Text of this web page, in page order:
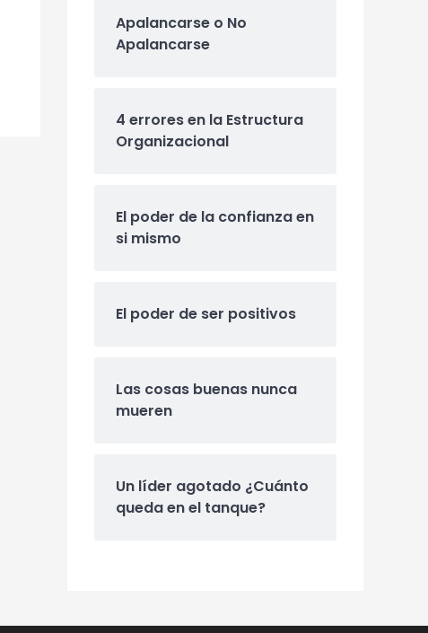
Apalancarse o No
Apalancarse
4 errores en la Estructura
Organizacional
El poder de la confianza en
si mismo
El poder de ser positivos
Las cosas buenas nunca
mueren
Un líder agotado ¿Cuánto
queda en el tanque?